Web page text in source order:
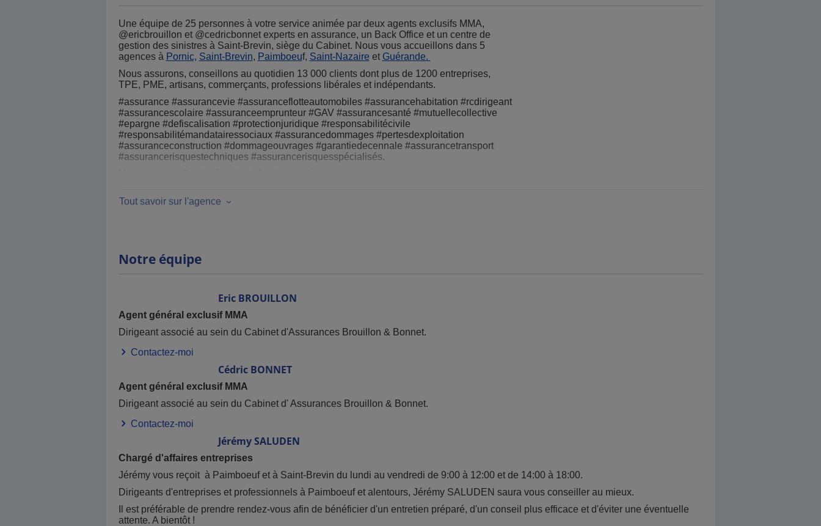
Une équipe de 25 personnes à votre service animée par deux agents exclusifs MMA,
@ericbrouillon et @cedricbonnet experts en assurance, un Back Office et un centre de
gestion des sinistres à Saint-Brevin, siège du Cabinet. Nous vous accueillons dans 5
agences à Pornic, Saint-Brevin, Paimboeuf, Saint-Nazaire et Guérande.
Nous assurons, conseillons au quotidien 13 000 clients dont plus de 1200 entreprises,
TPE, PME, artisans, commerçants, professions libérales et indépendants.
#assurance #assurancevie #assuranceflotteautomobiles #assurancehabitation #rcdirigeant
#assurancescolaire #assuranceemprunteur #GAV #assurancesanté #mutuellecollective
#epargne #defiscalisation #protectionjuridique #responsabilitécivile
#responsabilitémandatairessociaux #assurancedommages #pertesdexploitation
#assuranceconstruction #dommageouvrages #garantiedecennale #assurancetransport
#assurancerisquestechniques #assurancerisquesspécialisés.
Tout savoir sur l'agence
Notre équipe
Eric BROUILLON
Agent général exclusif MMA
Dirigeant associé au sein du Cabinet d'Assurances Brouillon & Bonnet.
Contactez-moi
Cédric BONNET
Agent général exclusif MMA
Dirigeant associé au sein du Cabinet d' Assurances Brouillon & Bonnet.
Contactez-moi
Jérémy SALUDEN
Chargé d'affaires entreprises
Jérémy vous reçoit à Paimboeuf et à Saint-Brevin du lundi au vendredi de 9:00 à 12:00 et de 14:00 à 18:00.
Dirigeants d'entreprises et professionnels à Paimboeuf et alentours, Jérémy SALUDEN saura vous conseiller au mieux.
Il est préférable de prendre rendez-vous afin de bénéficier d'un entretien préparé, d'un conseil plus efficace et d'éviter une éventuelle
attente. A bientôt !